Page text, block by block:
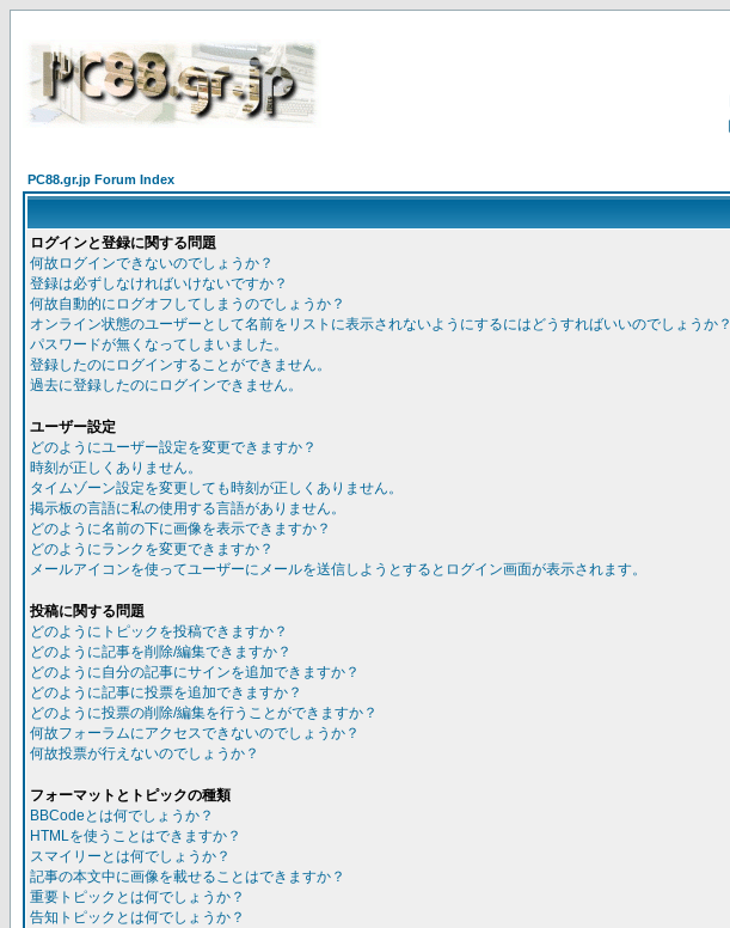
PC88.gr.jp Forum Index
ログインと登録に関する問題
何故ログインできないのでしょうか？
登録は必ずしなければいけないですか？
何故自動的にログオフしてしまうのでしょうか？
オンライン状態のユーザーとして名前をリストに表示されないようにするにはどうすればいいのでしょうか？
パスワードが無くなってしまいました。
登録したのにログインすることができません。
過去に登録したのにログインできません。
ユーザー設定
どのようにユーザー設定を変更できますか？
時刻が正しくありません。
タイムゾーン設定を変更しても時刻が正しくありません。
掲示板の言語に私の使用する言語がありません。
どのように名前の下に画像を表示できますか？
どのようにランクを変更できますか？
メールアイコンを使ってユーザーにメールを送信しようとするとログイン画面が表示されます。
投稿に関する問題
どのようにトピックを投稿できますか？
どのように記事を削除/編集できますか？
どのように自分の記事にサインを追加できますか？
どのように記事に投票を追加できますか？
どのように投票の削除/編集を行うことができますか？
何故フォーラムにアクセスできないのでしょうか？
何故投票が行えないのでしょうか？
フォーマットとトピックの種類
BBCodeとは何でしょうか？
HTMLを使うことはできますか？
スマイリーとは何でしょうか？
記事の本文中に画像を載せることはできますか？
重要トピックとは何でしょうか？
告知トピックとは何でしょうか？